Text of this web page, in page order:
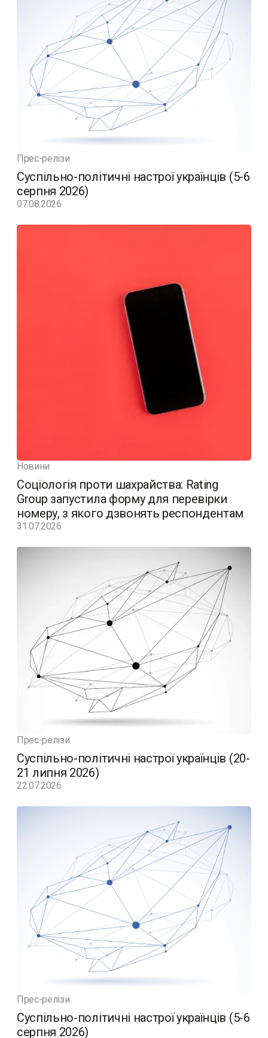
Прес-релізи
Суспільно-політичні настрої українців (5-6
серпня 2026)
07.08.2026
Новини
Соціологія проти шахрайства: Rating
Group запустила форму для перевірки
номеру, з якого дзвонять респондентам
31.07.2026
Прес-релізи
Суспільно-політичні настрої українців (20-
21 липня 2026)
22.07.2026
Прес-релізи
Суспільно-політичні настрої українців (5-6
серпня 2026)